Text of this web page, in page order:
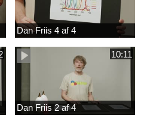
Dan Friis 4 af 4
10:11
Dan Friis 2 af 4